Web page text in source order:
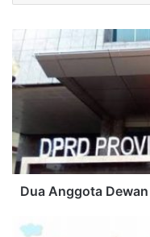
Dua Anggota